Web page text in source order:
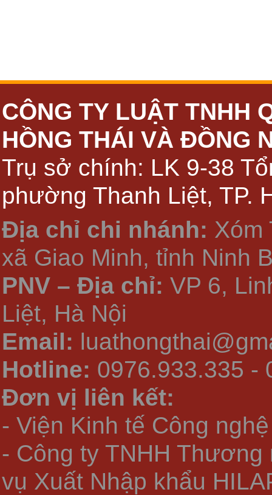
CÔNG TY LUẬT TNHH
HỒNG THÁI VÀ ĐỒNG
Trụ sở chính: LK 9-38
phường Thanh Liệt, TP.
Địa chỉ chi nhánh: Xóm
xã Giao Minh, tỉnh Ninh
PNV – Địa chỉ: VP 6,
Liệt, Hà Nội
Email:
Hotline: 0976.933.335 -
Đơn vị liên kết:
- Viện Kinh tế Công
- Công ty TNHH Thương
vụ Xuất Nhập khẩu